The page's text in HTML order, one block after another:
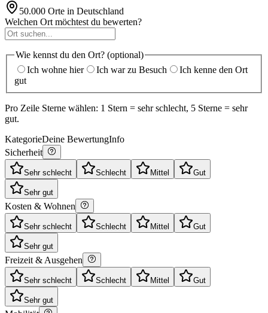
50.000 Orte in Deutschland
Welchen Ort möchtest du bewerten?
Wie kennst du den Ort? (optional)
Ich wohne hier
Ich war zu Besuch
Ich kenne den Ort
gut
Pro Zeile Sterne wählen: 1 Stern = sehr schlecht, 5 Sterne = sehr
gut.
KategorieDeine BewertungInfo
Sicherheit
Sehr schlecht Schlecht Mittel Gut
Sehr gut
Kosten & Wohnen
Sehr schlecht Schlecht Mittel Gut
Sehr gut
Freizeit & Ausgehen
Sehr schlecht Schlecht Mittel Gut
Sehr gut